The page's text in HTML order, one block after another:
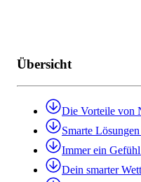
Übersicht
Die Vorteile von
Smarte
Immer ein
Dein smarter